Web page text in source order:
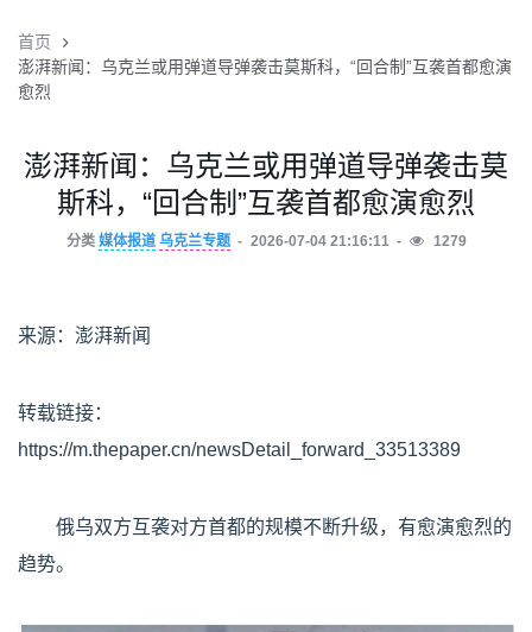
首页
澎湃新闻：乌克兰或用弹道导弹袭击莫斯科，“回合制”互袭首都愈演
愈烈
澎湃新闻：乌克兰或用弹道导弹袭击莫
斯科，“回合制”互袭首都愈演愈烈
分类 媒体报道 乌克兰专题 2026-07-04 21:16:11 1279
来源：澎湃新闻
转载链接：
https://m.thepaper.cn/newsDetail_forward_33513389
俄乌双方互袭对方首都的规模不断升级，有愈演愈烈的
趋势。